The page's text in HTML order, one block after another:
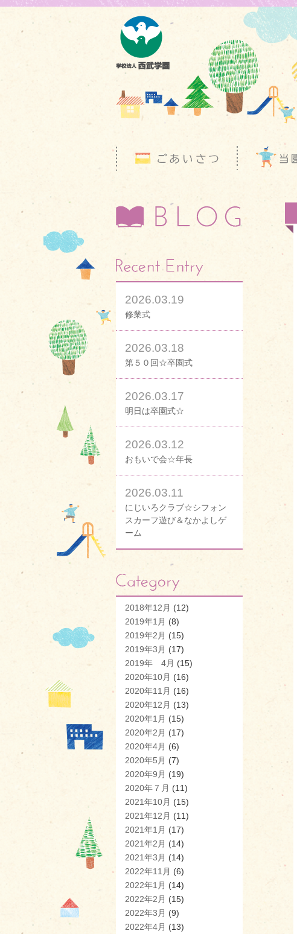
2026.03.19
修業式
2026.03.18
第５０回☆卒園式
2026.03.17
明日は卒園式☆
2026.03.12
おもいで会☆年長
2026.03.11
にじいろクラブ☆シフォン
スカーフ遊び＆なかよしゲ
ーム
2018年12月 (12)
2019年1月 (8)
2019年2月 (15)
2019年3月 (17)
2019年 4月 (15)
2020年10月 (16)
2020年11月 (16)
2020年12月 (13)
2020年1月 (15)
2020年2月 (17)
2020年4月 (6)
2020年5月 (7)
2020年9月 (19)
2020年７月 (11)
2021年10月 (15)
2021年12月 (11)
2021年1月 (17)
2021年2月 (14)
2021年3月 (14)
2022年11月 (6)
2022年1月 (14)
2022年2月 (15)
2022年3月 (9)
2022年4月 (13)